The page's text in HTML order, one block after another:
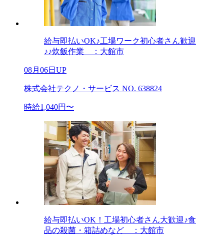
給与即払いOK♪工場ワーク初心者さん歓迎
♪♪炊飯作業 ：大館市
08月06日UP
株式会社テクノ・サービス NO. 638824
時給1,040円〜
給与即払いOK！工場初心者さん大歓迎♪食
品の殺菌・箱詰めなど ：大館市